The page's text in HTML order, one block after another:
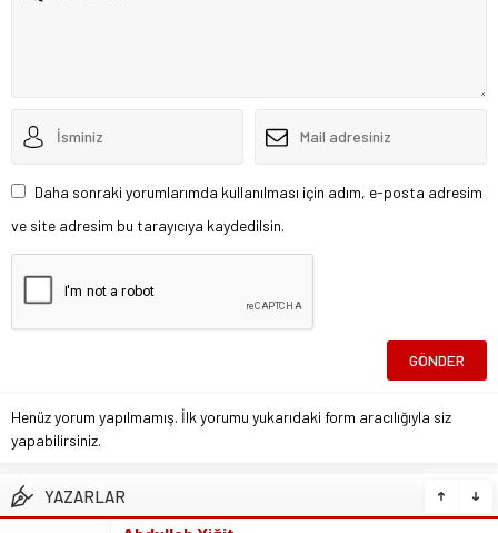
Daha sonraki yorumlarımda kullanılması için adım, e-posta adresim
ve site adresim bu tarayıcıya kaydedilsin.
Henüz yorum yapılmamış. İlk yorumu yukarıdaki form aracılığıyla siz
yapabilirsiniz.
YAZARLAR